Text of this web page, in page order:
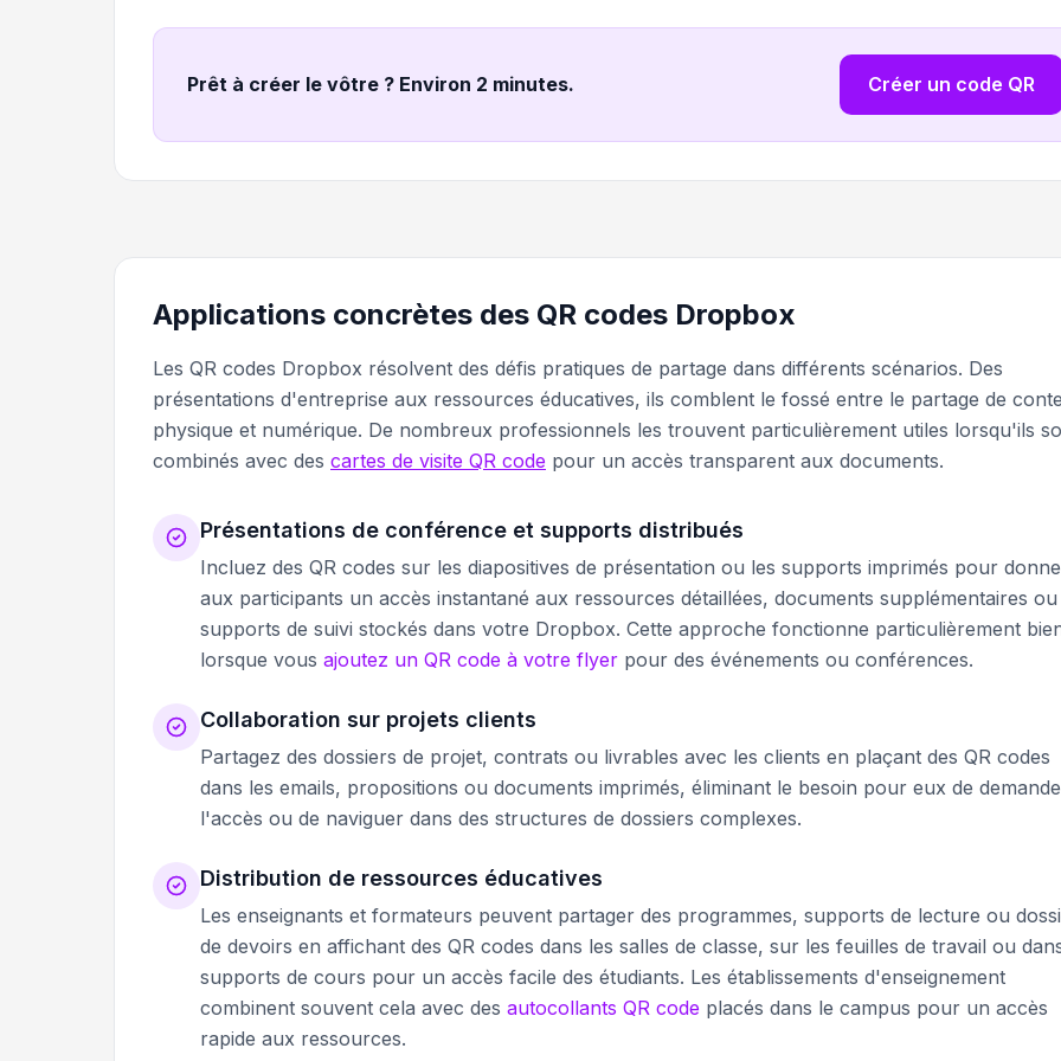
Prêt à créer le vôtre ? Environ 2 minutes. Créer un code QR
Applications concrètes des QR codes Dropbox
Les QR codes Dropbox résolvent des défis pratiques de partage dans différents scénarios. Des
présentations d'entreprise aux ressources éducatives, ils comblent le fossé entre le partage de
physique et numérique. De nombreux professionnels les trouvent particulièrement utiles lorsqu'ils
combinés avec des cartes de visite QR code pour un accès transparent aux documents.
Présentations de conférence et supports distribués
Incluez des QR codes sur les diapositives de présentation ou les supports imprimés pour
aux participants un accès instantané aux ressources détaillées, documents supplémentaires ou
supports de suivi stockés dans votre Dropbox. Cette approche fonctionne particulièrement
lorsque vous ajoutez un QR code à votre flyer pour des événements ou conférences.
Collaboration sur projets clients
Partagez des dossiers de projet, contrats ou livrables avec les clients en plaçant des QR codes
dans les emails, propositions ou documents imprimés, éliminant le besoin pour eux de
l'accès ou de naviguer dans des structures de dossiers complexes.
Distribution de ressources éducatives
Les enseignants et formateurs peuvent partager des programmes, supports de lecture ou
de devoirs en affichant des QR codes dans les salles de classe, sur les feuilles de travail ou
supports de cours pour un accès facile des étudiants. Les établissements d'enseignement
combinent souvent cela avec des autocollants QR code placés dans le campus pour un accès
rapide aux ressources.